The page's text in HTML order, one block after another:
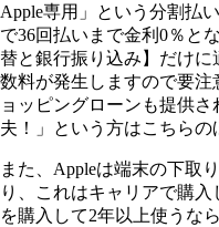
Apple専用」という分割払
で36回払いまで金利0％と
替と銀行振り込み】だけ
数料が発生しますので要注
ョッピングローンも提供
夫！」という方はこちらの
また、Appleは端末の下取
り、これはキャリアで購
を購入して2年以上使うな